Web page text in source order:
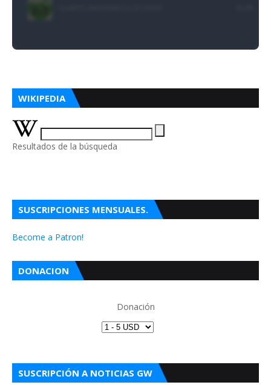
WIKIPEDIA
Resultados de la búsqueda
SUSCRIPCIONES MENSUALES.
Become a Patron!
DONACION
Donación
SUSCRIPCIÓN A NOTICIAS GW